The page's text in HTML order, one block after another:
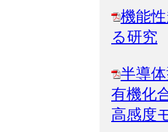
機能
る研究
半導
有機化
高感度